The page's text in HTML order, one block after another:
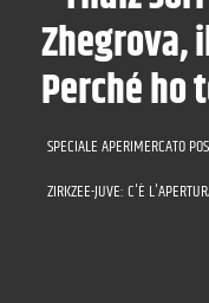
Zhegrova,
Perché ho
SPECIALE APERIMERCATO
ZIRKZEE-JUVE: C'È